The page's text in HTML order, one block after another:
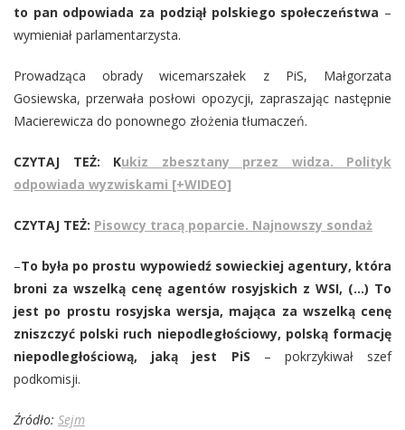
to pan odpowiada za podziął polskiego społeczeństwa –
wymieniał parlamentarzysta.
Prowadząca obrady wicemarszałek z PiS, Małgorzata
Gosiewska, przerwała posłowi opozycji, zapraszając następnie
Macierewicza do ponownego złożenia tłumaczeń.
CZYTAJ TEŻ: Kukiz zbesztany przez widza. Polityk
odpowiada wyzwiskami [+WIDEO]
CZYTAJ TEŻ: Pisowcy tracą poparcie. Najnowszy sondaż
–To była po prostu wypowiedź sowieckiej agentury, która
broni za wszelką cenę agentów rosyjskich z WSI, (…) To
jest po prostu rosyjska wersja, mająca za wszelką cenę
zniszczyć polski ruch niepodległościowy, polską formację
niepodległościową, jaką jest PiS – pokrzykiwał szef
podkomisji.
Źródło: Sejm